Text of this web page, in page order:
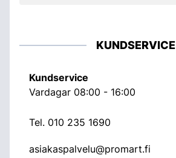
KUNDSERVICE
Kundservice
Vardagar 08:00 - 16:00
Tel. 010 235 1690
asiakaspalvelu@promart.fi